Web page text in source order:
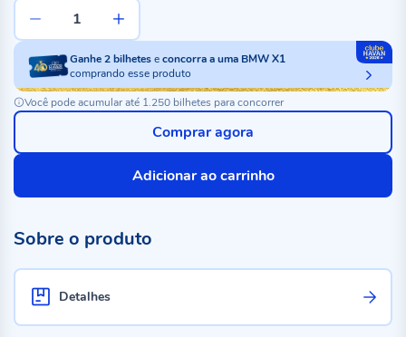
Ganhe2bilheteseconcorra a uma BMW X1
comprando esse produto
Você pode acumular até 1.250 bilhetes para concorrer
Adicionar ao carrinho
Comprar agora
Sobre o produto
Detalhes